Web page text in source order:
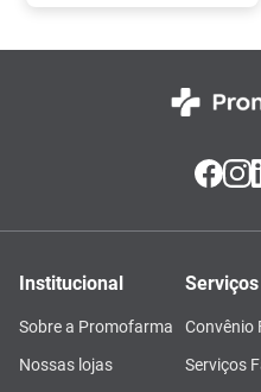
Institucional
Sobre a Promofarma
Nossas lojas
Serviços
Convênio
Serviços